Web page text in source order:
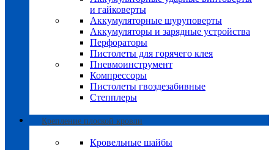
и гайковерты
Аккумуляторные шуруповерты
Аккумуляторы и зарядные устройства
Перфораторы
Пистолеты для горячего клея
Пневмоинструмент
Компрессоры
Пистолеты гвоздезабивные
Степплеры
Крепление плоской кровли
Кровельные шайбы